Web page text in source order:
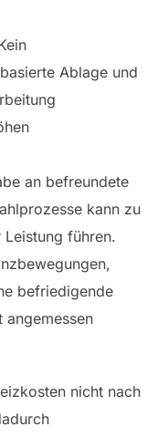
Ablage und
an befreundete
kann zu
Leistung führen.
befriedigende
nicht nach